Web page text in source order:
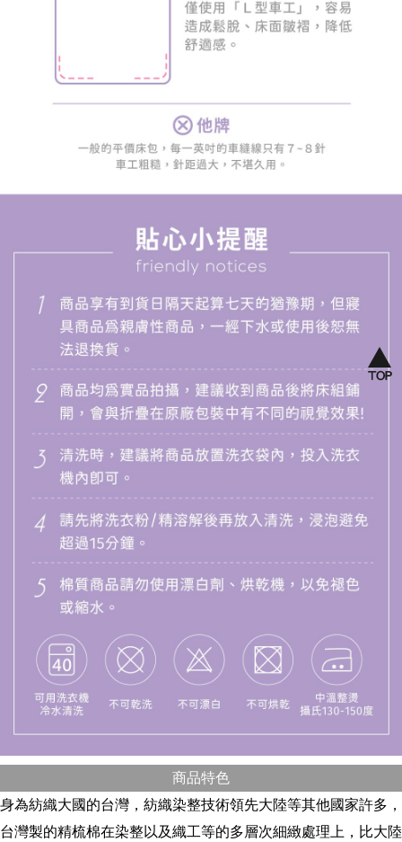
商品特色
身為紡織大國的台灣，紡織染整技術領先大陸等其他國家許多，
台灣製的精梳棉在染整以及織工等的多層次細緻處理上，比大陸